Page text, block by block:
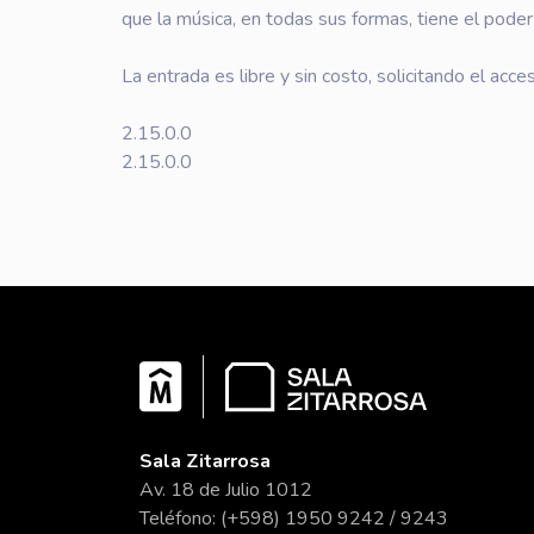
que la música, en todas sus formas, tiene el
La entrada es libre y sin costo, solicitando el
2.15.0.0
2.15.0.0
Sala Zitarrosa
Av. 18 de Julio 1012
Teléfono: (+598) 1950 9242 / 9243